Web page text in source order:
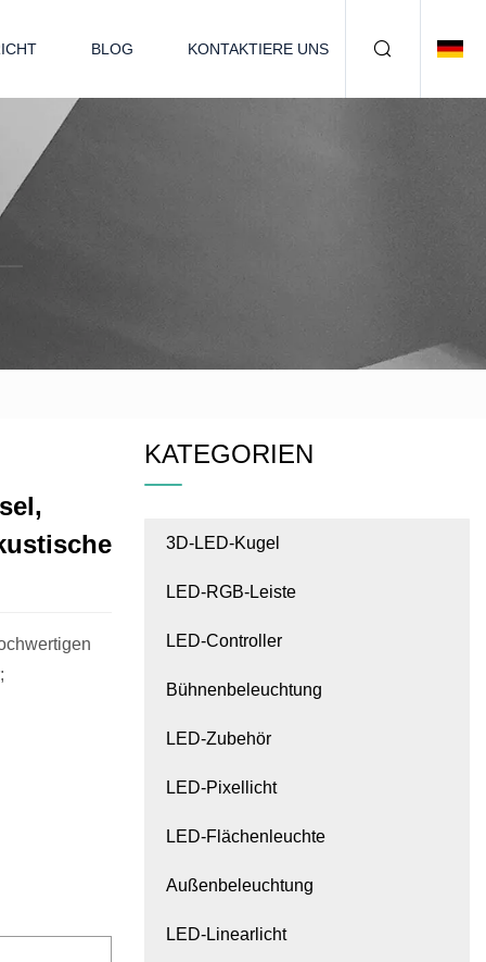
BLOG KONTAKTIERE UNS
KATEGORIEN
3D-LED-Kugel
LED-RGB-Leiste
LED-Controller
Bühnenbeleuchtung
LED-Zubehör
LED-Pixellicht
LED-Flächenleuchte
Außenbeleuchtung
LED-Linearlicht